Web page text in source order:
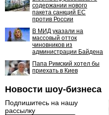
содержании нового
пакета санкций ЕС
против России
В МИД указали на
массовый отток
чиновников из
администрации Байдена
Папа Римский хотел бы
приехать в Киев
Новости шоу-бизнеса
Подпишитесь на нашу
рассылку